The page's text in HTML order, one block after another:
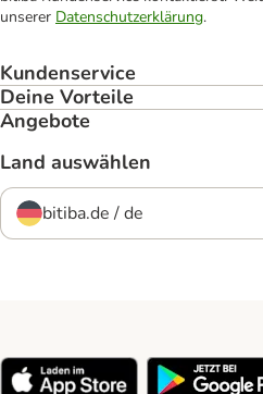
unserer Datenschutzerklärung.
Kundenservice
Deine Vorteile
Angebote
Land auswählen
bitiba.de / de